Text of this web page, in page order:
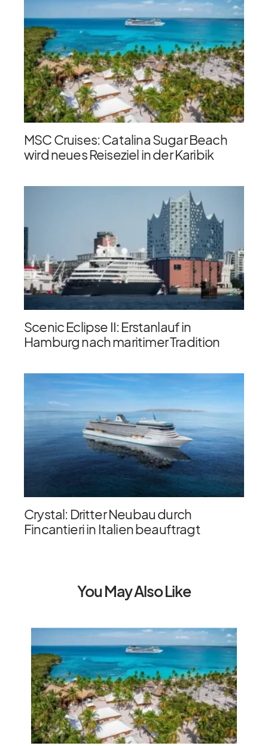
MSC Cruises: Catalina Sugar Beach
wird neues Reiseziel in der Karibik
Scenic Eclipse II: Erstanlauf in
Hamburg nach maritimer Tradition
Crystal: Dritter Neubau durch
Fincantieri in Italien beauftragt
You May Also Like